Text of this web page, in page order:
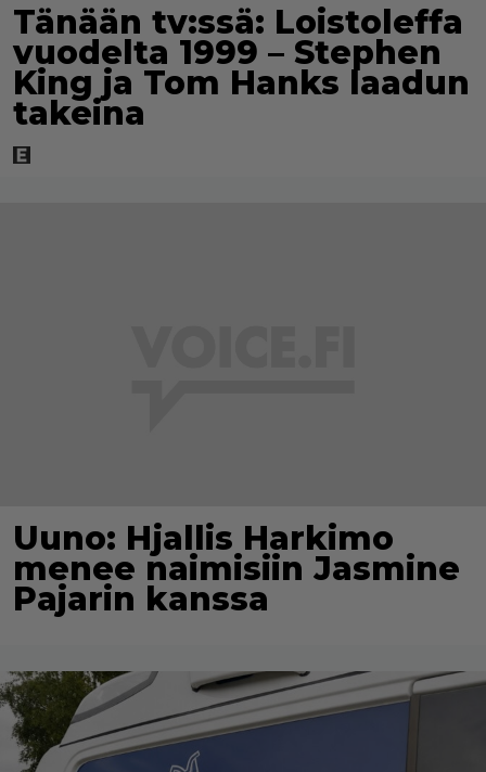
Tänään tv:ssä: Loistoleffa
vuodelta 1999 – Stephen
King ja Tom Hanks laadun
takeina
Uuno: Hjallis Harkimo
menee naimisiin Jasmine
Pajarin kanssa